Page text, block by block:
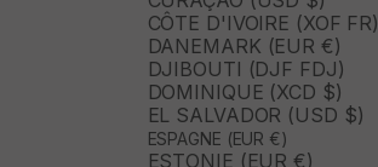
CÔTE D'IVOIRE (XOF FR)
DANEMARK (EUR €)
DJIBOUTI (DJF FDJ)
DOMINIQUE (XCD $)
EL SALVADOR (USD $)
ESPAGNE (EUR €)
ESTONIE (EUR €)